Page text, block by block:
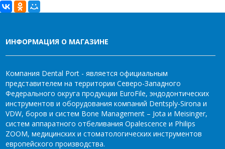
ИНФОРМАЦИЯ О МАГАЗИНЕ
Компания Dental Port - является официальным
представителем на территории Северо-Западного
Федерального округа продукции EuroFile, эндодонтических
инструментов и оборудования компаний Dentsply-Sirona и
VDW, боров и систем Bone Management – Jota и Meisinger,
систем аппаратного отбеливания Opalescence и Philips
ZOOM, медицинских и стоматологических инструментов
европейского производства.